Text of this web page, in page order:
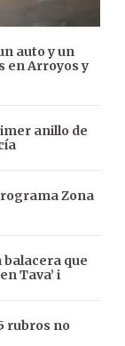
auto y un
en Arroyos y
anillo de
Zona
balacera que
Tava’ i
rubros no